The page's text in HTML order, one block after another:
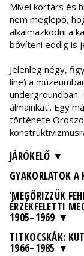
Mivel kortárs és
nem meglepő,
alkalmazkodni a
bővíteni eddig is
Jelenleg négy,
line) a
undergroundban.
álmainkat’. Egy
története
JÁRÓKELŐ
GYAKORLATOK A
’MEGŐRIZZÜK
ÉRZÉKFELETTI
1905–1969
TITKOCSKÁK:
1966–1985